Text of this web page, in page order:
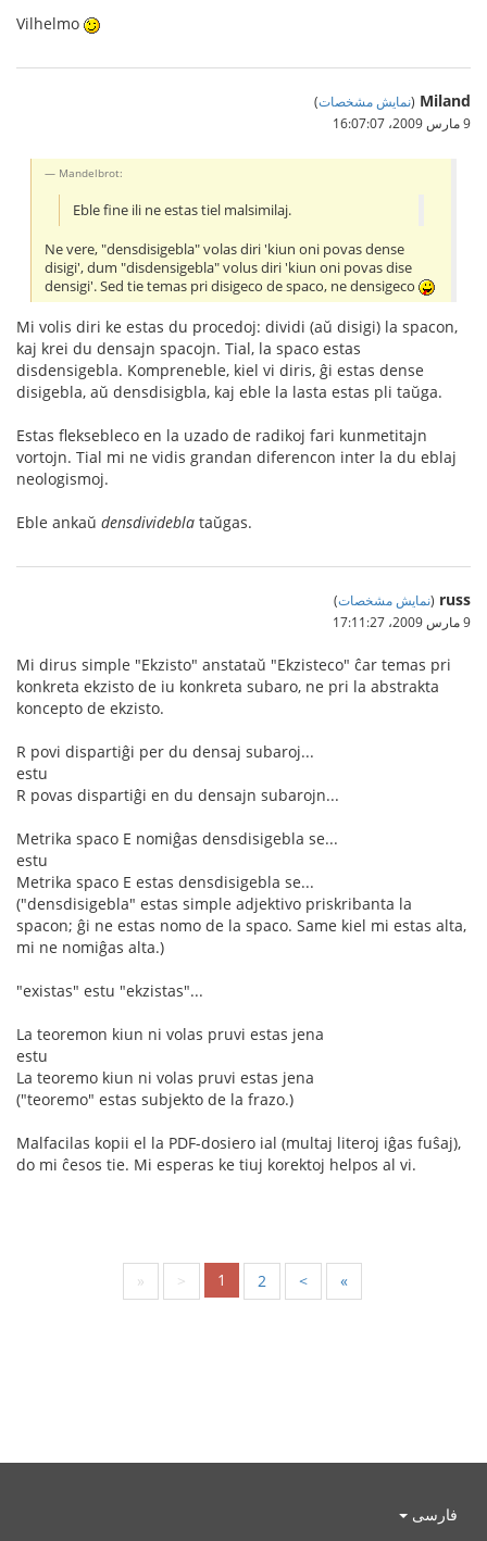
Vilhelmo
Miland
(نمایش مشخصات)
9 مارس 2009،‏ 16:07:07
Mandelbrot:
Eble fine ili ne estas tiel malsimilaj.
Ne vere, "densdisigebla" volas diri 'kiun oni povas dense
disigi', dum "disdensigebla" volus diri 'kiun oni povas dise
densigi'. Sed tie temas pri disigeco de spaco, ne densigeco
Mi volis diri ke estas du procedoj: dividi (aŭ disigi) la spacon,
kaj krei du densajn spacojn. Tial, la spaco estas
disdensigebla. Kompreneble, kiel vi diris, ĝi estas dense
disigebla, aŭ densdisigbla, kaj eble la lasta estas pli taŭga.
Estas fleksebleco en la uzado de radikoj fari kunmetitajn
vortojn. Tial mi ne vidis grandan diferencon inter la du eblaj
neologismoj.
Eble ankaŭ densdividebla taŭgas.
russ
(نمایش مشخصات)
9 مارس 2009،‏ 17:11:27
Mi dirus simple "Ekzisto" anstataŭ "Ekzisteco" ĉar temas pri
konkreta ekzisto de iu konkreta subaro, ne pri la abstrakta
koncepto de ekzisto.
R povi dispartiĝi per du densaj subaroj...
estu
R povas dispartiĝi en du densajn subarojn...
Metrika spaco E nomiĝas densdisigebla se...
estu
Metrika spaco E estas densdisigebla se...
("densdisigebla" estas simple adjektivo priskribanta la
spacon; ĝi ne estas nomo de la spaco. Same kiel mi estas alta,
mi ne nomiĝas alta.)
"existas" estu "ekzistas"...
La teoremon kiun ni volas pruvi estas jena
estu
La teoremo kiun ni volas pruvi estas jena
("teoremo" estas subjekto de la frazo.)
Malfacilas kopii el la PDF-dosiero ial (multaj literoj iĝas fuŝaj),
do mi ĉesos tie. Mi esperas ke tiuj korektoj helpos al vi.
« < 1 2 > »
فارسی